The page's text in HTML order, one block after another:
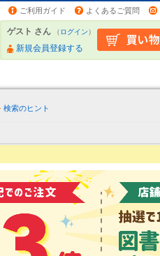
ご利用ガイド よくあるご質問
ゲスト さん （ログイン）
新規会員登録する
検索のヒント